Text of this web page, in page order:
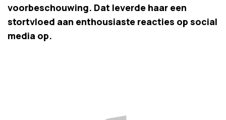
voorbeschouwing. Dat leverde haar een
stortvloed aan enthousiaste reacties op social
media op.